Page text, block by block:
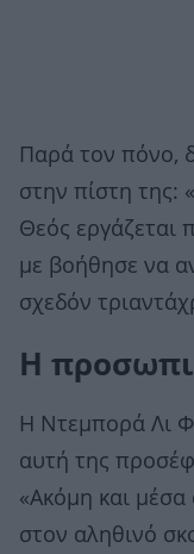
Παρά τον πόνο,
στην πίστη της:
Θεός εργάζεται
με βοήθησε να
σχεδόν
Η
Η Ντεμπορά Λι
αυτή της
«Ακόμη και
στον αληθινό